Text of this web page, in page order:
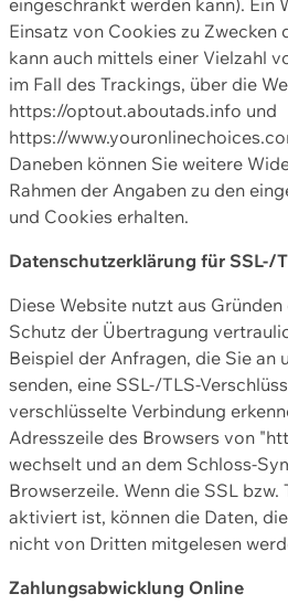
eingeschränkt werden kann). Ein
Einsatz von Cookies zu Zwecken
kann auch mittels einer Vielzahl
im Fall des Trackings, über die
https://optout.aboutads.info und
https://
Daneben können Sie weitere
Rahmen der Angaben zu den
und Cookies erhalten.
Datenschutzerklärung für SSL-/
Diese Website nutzt aus
Schutz der Übertragung
Beispiel der Anfragen, die Sie an
senden, eine SSL-/TLS-
verschlüsselte Verbindung
Adresszeile des Browsers von
wechselt und an dem Schloss-
Browserzeile. Wenn die SSL bzw.
aktiviert ist, können die Daten,
nicht von Dritten mitgelesen
Zahlungsabwicklung Online